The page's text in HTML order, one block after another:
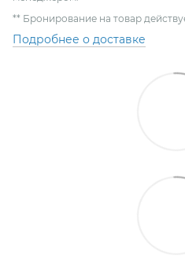
** Бронирование на товар
Подробнее о доставке